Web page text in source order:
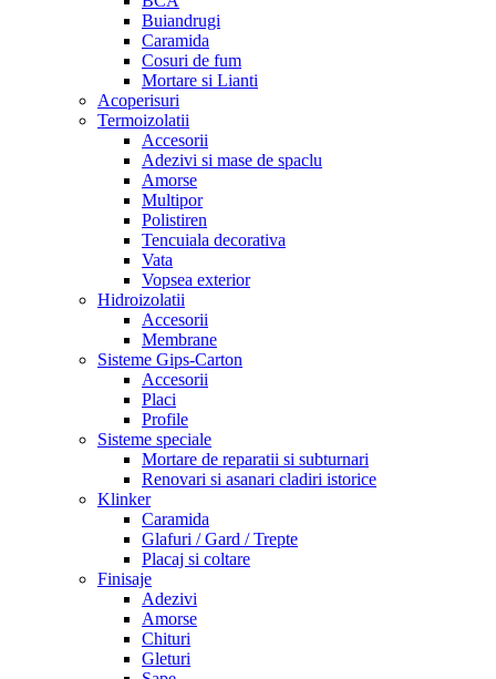
Buiandrugi
Caramida
Cosuri de fum
Mortare si Lianti
Acoperisuri
Termoizolatii
Accesorii
Adezivi si mase de spaclu
Amorse
Multipor
Polistiren
Tencuiala decorativa
Vata
Vopsea exterior
Hidroizolatii
Accesorii
Membrane
Sisteme Gips-Carton
Accesorii
Placi
Profile
Sisteme speciale
Mortare de reparatii si subturnari
Renovari si asanari cladiri istorice
Klinker
Caramida
Glafuri / Gard / Trepte
Placaj si coltare
Finisaje
Adezivi
Amorse
Chituri
Gleturi